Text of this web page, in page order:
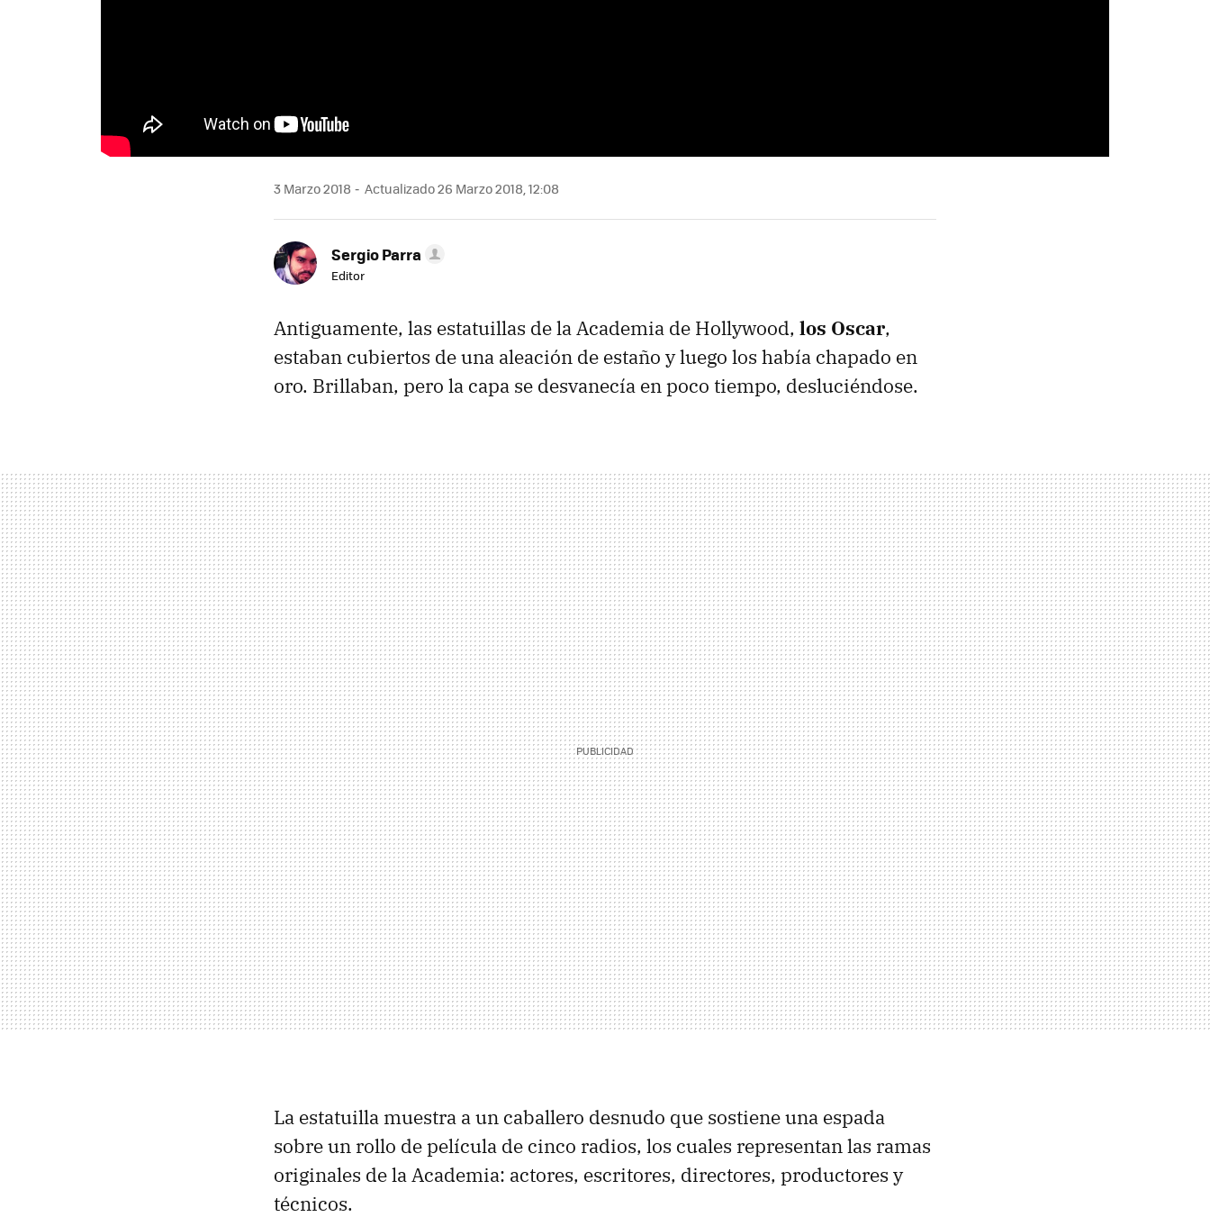
3 Marzo 2018 Actualizado 26 Marzo 2018, 12:08
Sergio Parra
Editor
Antiguamente, las estatuillas de la Academia de Hollywood, los Oscar,
estaban cubiertos de una aleación de estaño y luego los había chapado en
oro. Brillaban, pero la capa se desvanecía en poco tiempo, desluciéndose.
La estatuilla muestra a un caballero desnudo que sostiene una espada
sobre un rollo de película de cinco radios, los cuales representan las ramas
originales de la Academia: actores, escritores, directores, productores y
técnicos.